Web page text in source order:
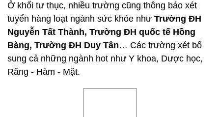
Ở khối tư thục, nhiều trường cũng thông báo xét
tuyển hàng loạt ngành sức khỏe như Trường ĐH
Nguyễn Tất Thành, Trường ĐH quốc tế Hồng
Bàng, Trường ĐH Duy Tân… Các trường xét bổ
sung cả những ngành hot như Y khoa, Dược học,
Răng - Hàm - Mặt.